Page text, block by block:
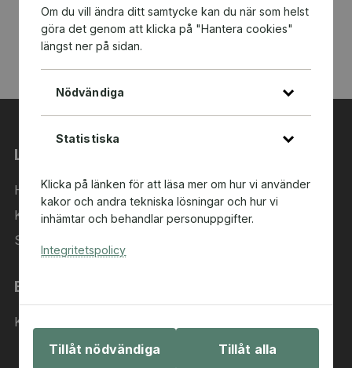
Om du vill ändra ditt samtycke kan du när som helst
göra det genom att klicka på "Hantera cookies"
längst ner på sidan.
Nödvändiga
Statistiska
Klicka på länken för att läsa mer om hur vi använder
kakor och andra tekniska lösningar och hur vi
inhämtar och behandlar personuppgifter.
Integritetspolicy
Tillåt nödvändiga Tillåt alla
Länkar
Hem
Kategorier
Sök i sortimentet
Behöver du hjälp?
Kontakta oss